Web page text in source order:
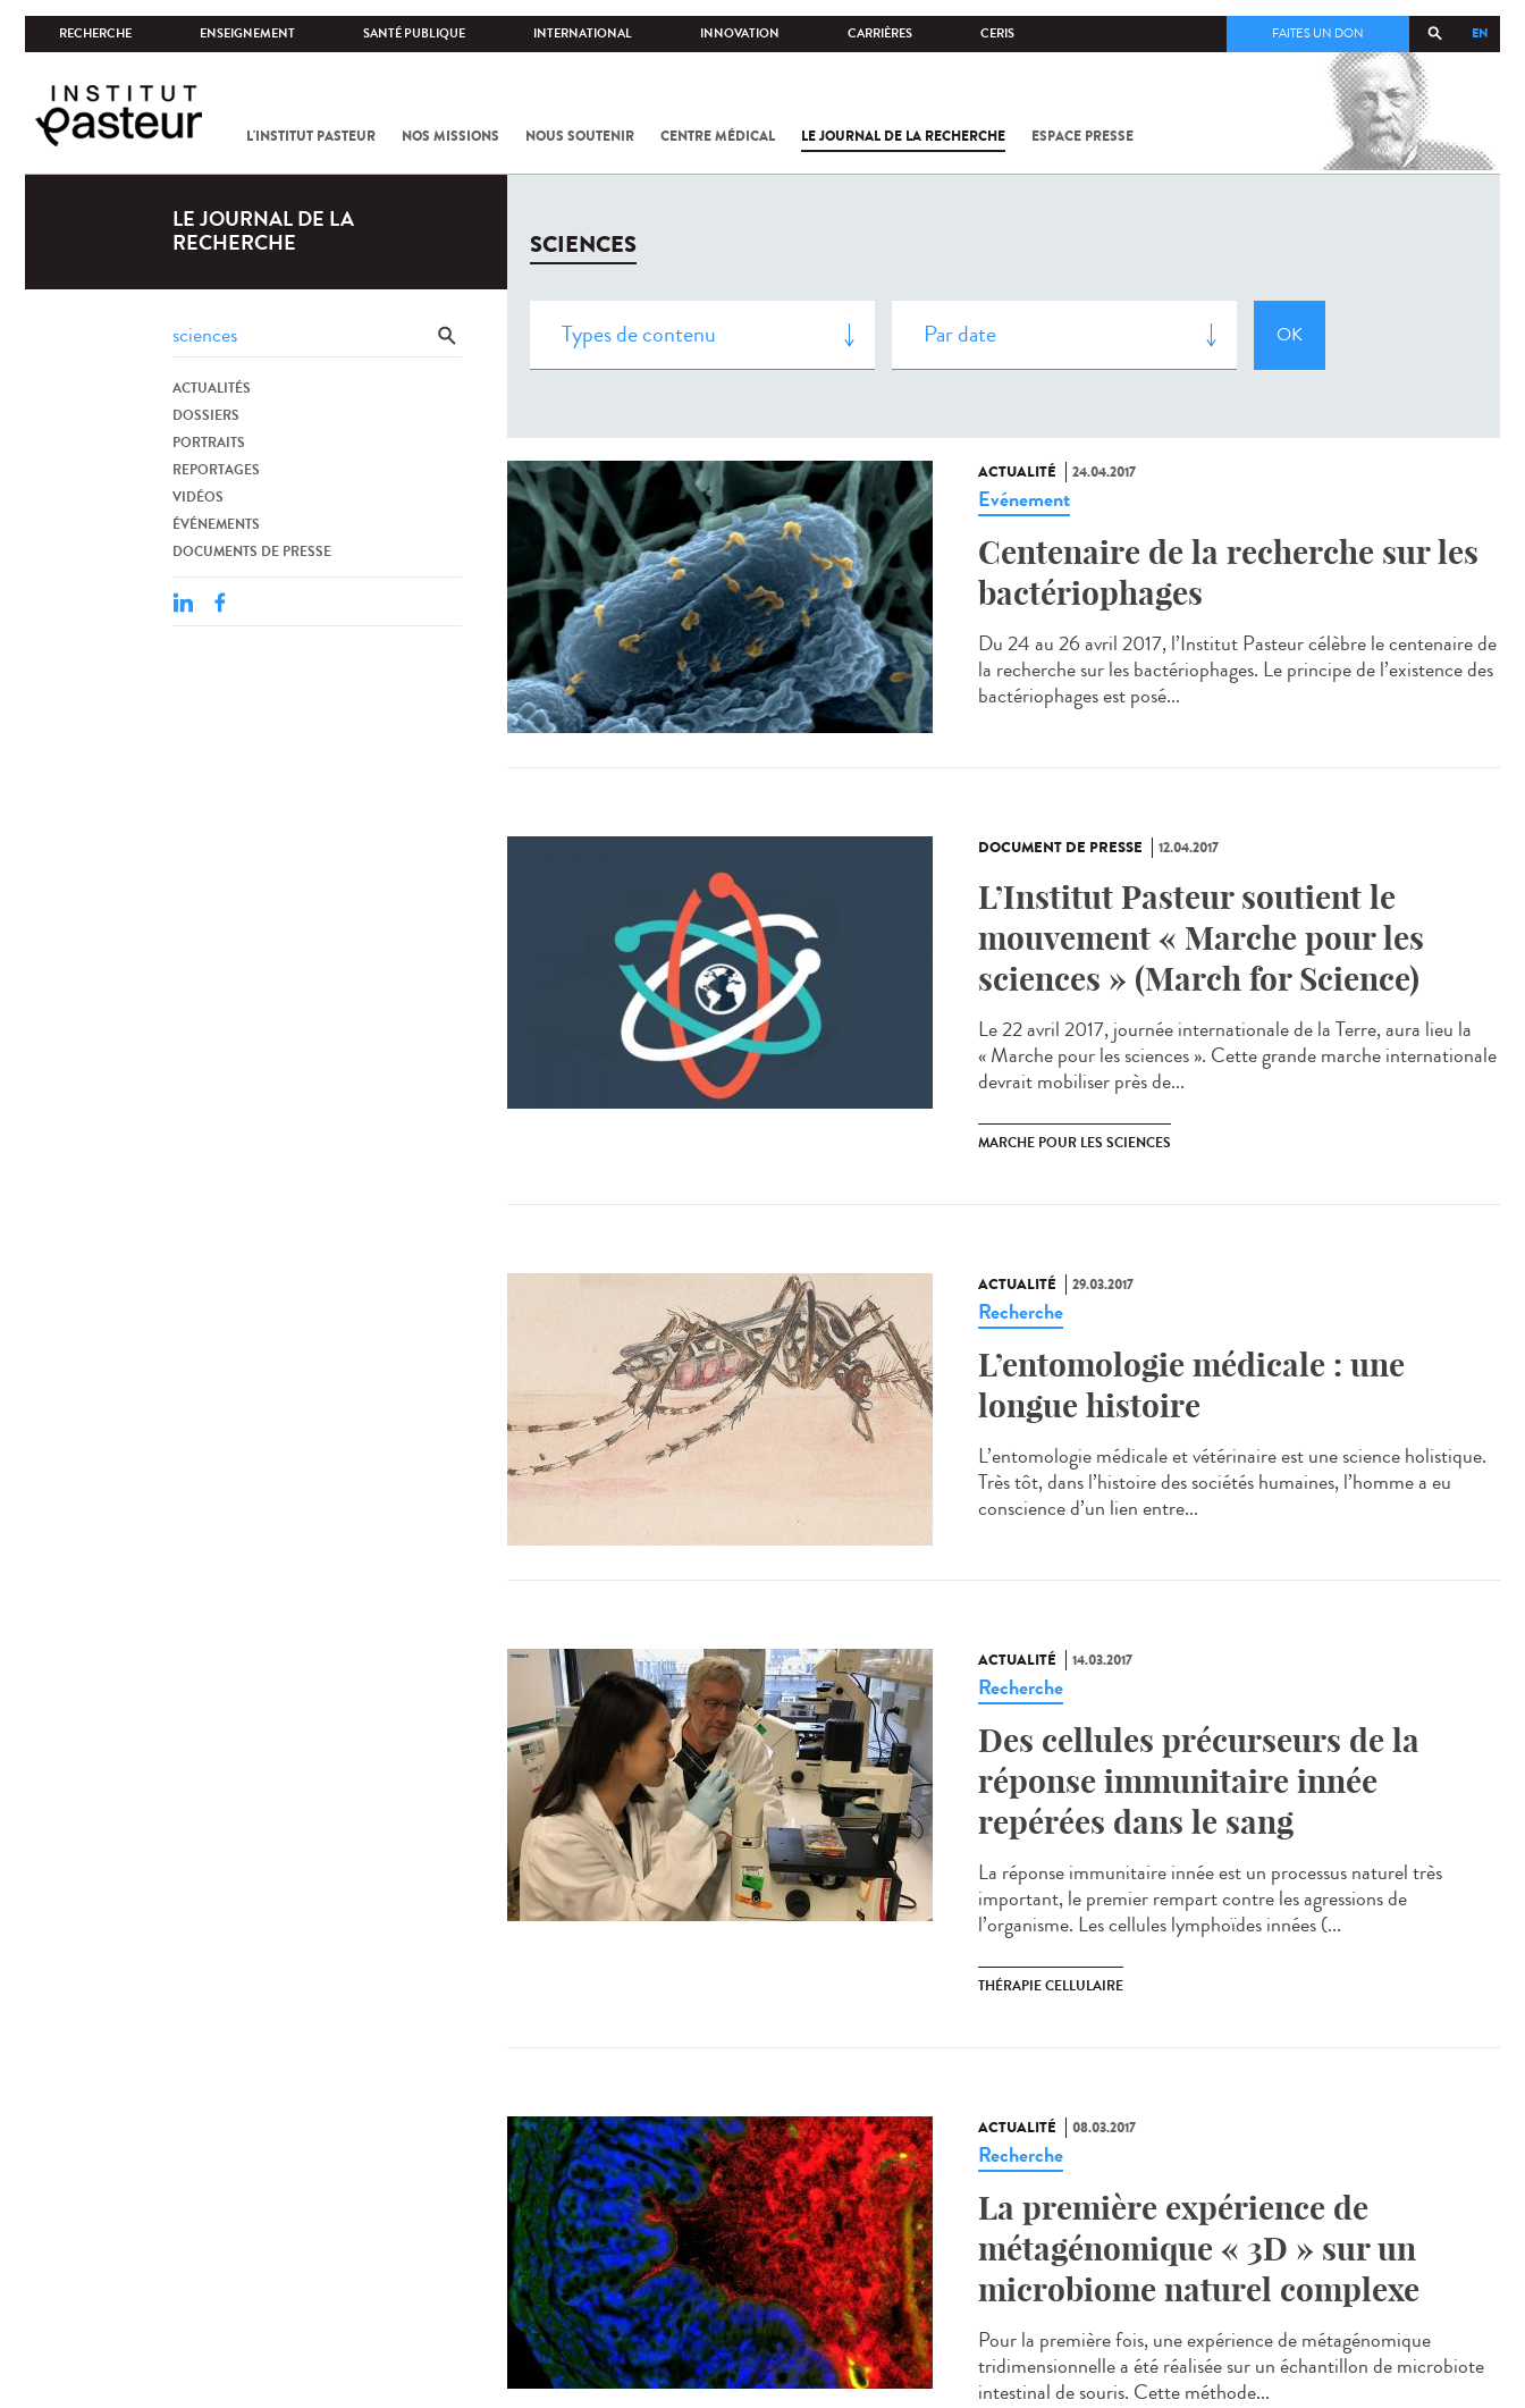
RECHERCHE ENSEIGNEMENT SANTÉ PUBLIQUE INTERNATIONAL INNOVATION CARRIÈRES CERIS EN
FAITES UN DON
L'INSTITUT PASTEUR NOS MISSIONS NOUS SOUTENIR CENTRE MÉDICAL LE JOURNAL DE LA RECHERCHE ESPACE PRESSE
COV-2 /
LE JOURNAL DE LA
RECHERCHE
ACTUALITÉS
DOSSIERS
PORTRAITS
REPORTAGES
VIDÉOS
ÉVÉNEMENTS
DOCUMENTS DE PRESSE
SCIENCES
ACTUALITÉ 24.04.2017
Evénement
Centenaire de la recherche sur les
bactériophages
Du 24 au 26 avril 2017, l’Institut Pasteur célèbre le centenaire de
la recherche sur les bactériophages. Le principe de l’existence des
bactériophages est posé...
DOCUMENT DE PRESSE 12.04.2017
L’Institut Pasteur soutient le
mouvement « Marche pour les
sciences » (March for Science)
Le 22 avril 2017, journée internationale de la Terre, aura lieu la
« Marche pour les sciences ». Cette grande marche internationale
devrait mobiliser près de...
MARCHE POUR LES SCIENCES
ACTUALITÉ 29.03.2017
Recherche
L’entomologie médicale : une
longue histoire
L’entomologie médicale et vétérinaire est une science holistique.
Très tôt, dans l’histoire des sociétés humaines, l’homme a eu
conscience d’un lien entre...
ACTUALITÉ 14.03.2017
Recherche
Des cellules précurseurs de la
réponse immunitaire innée
repérées dans le sang
La réponse immunitaire innée est un processus naturel très
important, le premier rempart contre les agressions de
l’organisme. Les cellules lymphoïdes innées (...
THÉRAPIE CELLULAIRE
ACTUALITÉ 08.03.2017
Recherche
La première expérience de
métagénomique « 3D » sur un
microbiome naturel complexe
Pour la première fois, une expérience de métagénomique
tridimensionnelle a été réalisée sur un échantillon de microbiote
intestinal de souris. Cette méthode...